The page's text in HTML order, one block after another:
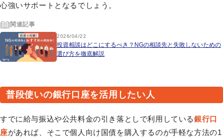
心強いサポートとなるでしょう。
関連記事
2026/04/22
投資相談はどこにするべき？NGの相談先と失敗しないための
選び方を徹底解説
普段使いの銀行口座を活用したい人
すでに給与振込や公共料金の引き落としで利用している銀行口
座があれば、そこで個人向け国債を購入するのが手軽な方法の1